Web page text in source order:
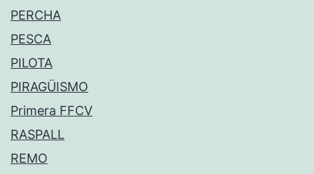
PERCHA
PESCA
PILOTA
PIRAGÜISMO
Primera FFCV
RASPALL
REMO